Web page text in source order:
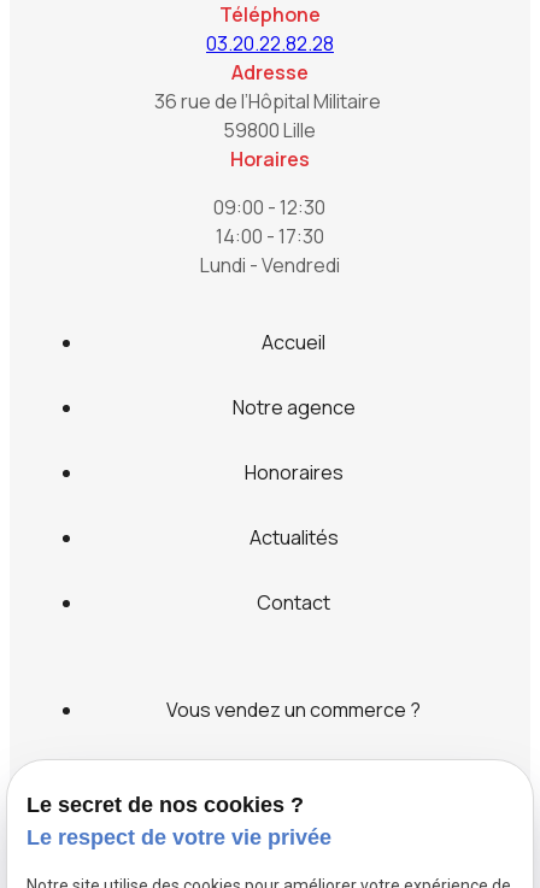
Téléphone
03.20.22.82.28
Adresse
36 rue de l’Hôpital Militaire
59800 Lille
Horaires
09:00 - 12:30
14:00 - 17:30
Lundi - Vendredi
Accueil
Notre agence
Honoraires
Actualités
Contact
Vous vendez un commerce ?
Label transaction
Le secret de nos cookies ?
Le respect de votre vie privée